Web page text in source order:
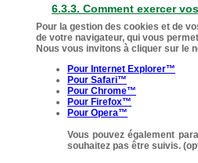
6.3.3. Comment exercer
Pour la gestion des cookies et de
de votre navigateur, qui vous
Nous vous invitons à cliquer sur le
Pour Internet Explorer™
Pour Safari™
Pour Chrome™
Pour Firefox™
Pour Opera™
Vous pouvez également
souhaitez pas être suivis.